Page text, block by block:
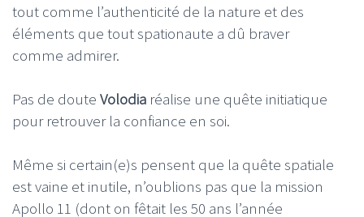
tout comme l’authenticité de la nature et des
éléments que tout spationaute a dû braver
comme admirer.
Pas de doute Volodia réalise une quête initiatique
pour retrouver la confiance en soi.
Même si certain(e)s pensent que la quête spatiale
est vaine et inutile, n’oublions pas que la mission
Apollo 11 (dont on fêtait les 50 ans l’année